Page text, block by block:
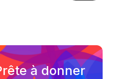
à donner